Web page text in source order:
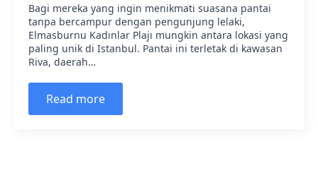
Bagi mereka yang ingin menikmati suasana pantai
tanpa bercampur dengan pengunjung lelaki,
Elmasburnu Kadınlar Plajı mungkin antara lokasi yang
paling unik di Istanbul. Pantai ini terletak di kawasan
Riva, daerah…
Read more